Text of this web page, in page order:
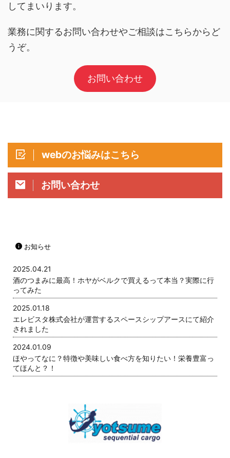
してまいります。
業務に関するお問い合わせやご相談はこちらからど
うぞ。
お問い合わせ
webのお悩みはこちら
お問い合わせ
お知らせ
2025.04.21
酒のつまみに最高！ホヤがベルクで買えるって本当？実際に行
ってみた
2025.01.18
エレビスタ株式会社が運営するスペースシップアースにて紹介
されました
2024.01.09
ほやってなに？特徴や美味しい食べ方を知りたい！栄養豊富っ
てほんと？！